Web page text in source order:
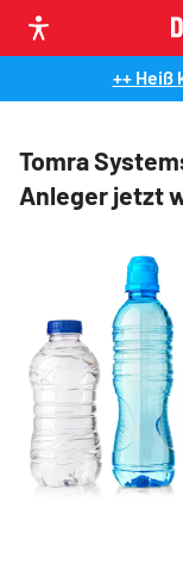
++ Heiß
Tomra
Anleger jetzt